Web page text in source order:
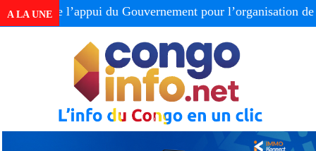
A LA UNEl’appui du Gouvernement pour l’organisation de la